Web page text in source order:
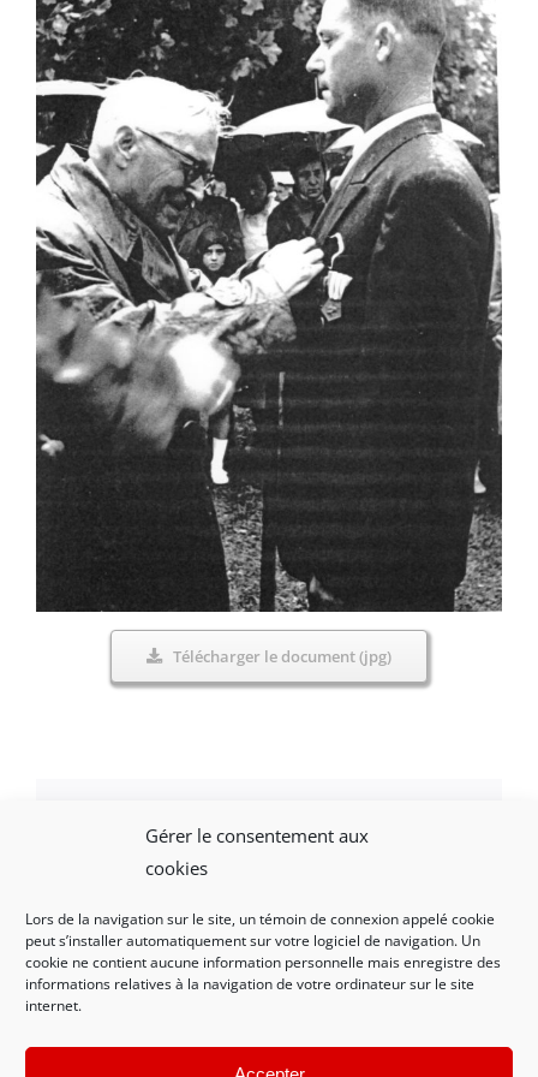
Gérer le consentement aux
cookies
Lors de la navigation sur le site, un témoin de connexion appelé cookie
peut s’installer automatiquement sur votre logiciel de navigation. Un
cookie ne contient aucune information personnelle mais enregistre des
informations relatives à la navigation de votre ordinateur sur le site
internet.
Télécharger le document (jpg)
Facebook
X LinkedInWhatsApp
Email
Mentions légales et politique de confidentialité
Nous contacter